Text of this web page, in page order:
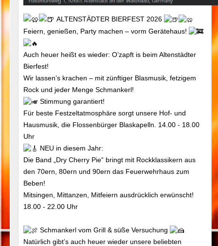
ALTENSTÄDTER BIERFEST 2026
Feiern, genießen, Party machen – vorm Gerätehaus!
Auch heuer heißt es wieder: O’zapft is beim Altenstädter
Bierfest!
Wir lassen’s krachen – mit zünftiger Blasmusik, fetzigem
Rock und jeder Menge Schmankerl!
Stimmung garantiert!
Für beste Festzeltatmosphäre sorgt unsere Hof- und
Hausmusik, die Flossenbürger Blaskapelln. 14.00 - 18.00
Uhr
NEU in diesem Jahr:
Die Band „Dry Cherry Pie“ bringt mit Rockklassikern aus
den 70ern, 80ern und 90ern das Feuerwehrhaus zum
Beben!
Mitsingen, Mittanzen, Mitfeiern ausdrücklich erwünscht!
18.00 - 22.00 Uhr
Schmankerl vom Grill & süße Versuchung
Natürlich gibt’s auch heuer wieder unsere beliebten